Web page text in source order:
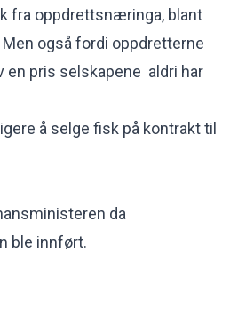
fra oppdrettsnæringa, blant
også fordi oppdretterne
en pris selskapene aldri har
å selge fisk på kontrakt til
da
ble innført.